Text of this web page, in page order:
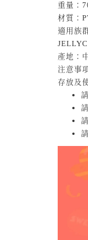
重量：
材質：
適用族
產地：
注意事
存放及